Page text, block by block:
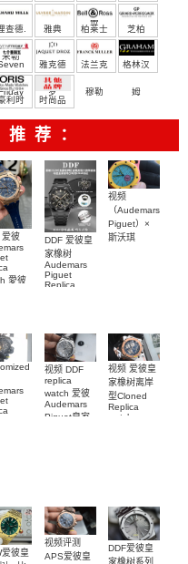
宝）
蒂
查德.
米勒
雅典 柏莱士 芝柏
雅克德
罗
法兰克
穆勒
格林汉
姆
利时 时尚品
牌/原单
荐：
爱彼
愛彼
DDF 爱彼皇
家橡树
Audemars
Piguet
Replica
视频
（Audemars
Piguet）×
斯沃琪
视频 DDF
replica
watch 爱彼
Audemars
Piguet皇家
视频 爱彼皇
家橡树离岸
型Cloned
Replica
watch
彼皇
视频评测
APS爱彼皇
DDF爱彼皇